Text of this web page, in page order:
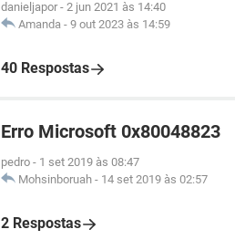
danieljapor - 2 jun 2021 às 14:40
Amanda - 9 out 2023 às 14:59
40 Respostas
Erro Microsoft 0x80048823
pedro - 1 set 2019 às 08:47
Mohsinboruah - 14 set 2019 às 02:57
2 Respostas